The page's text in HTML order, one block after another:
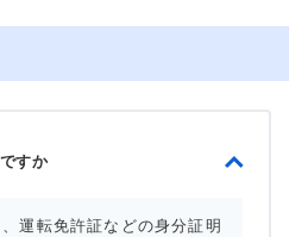
すか
運転免許証などの身分証明